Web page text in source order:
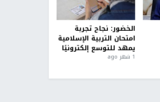
الخضور: نجاح تجربة
امتحان التربية الإسلامية
يمهد للتوسع إلكترونيًا
1 شهر ago